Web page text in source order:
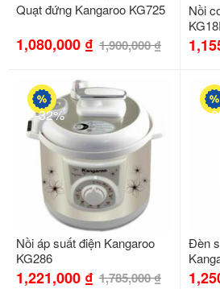
Quạt đứng Kangaroo KG725
1,080,000 ₫ 1,900,000₫
Nồi
-32%
Nồi áp suất điện Kangaroo
KG286
1,221,000 ₫ 1,785,000₫
-
Đèn